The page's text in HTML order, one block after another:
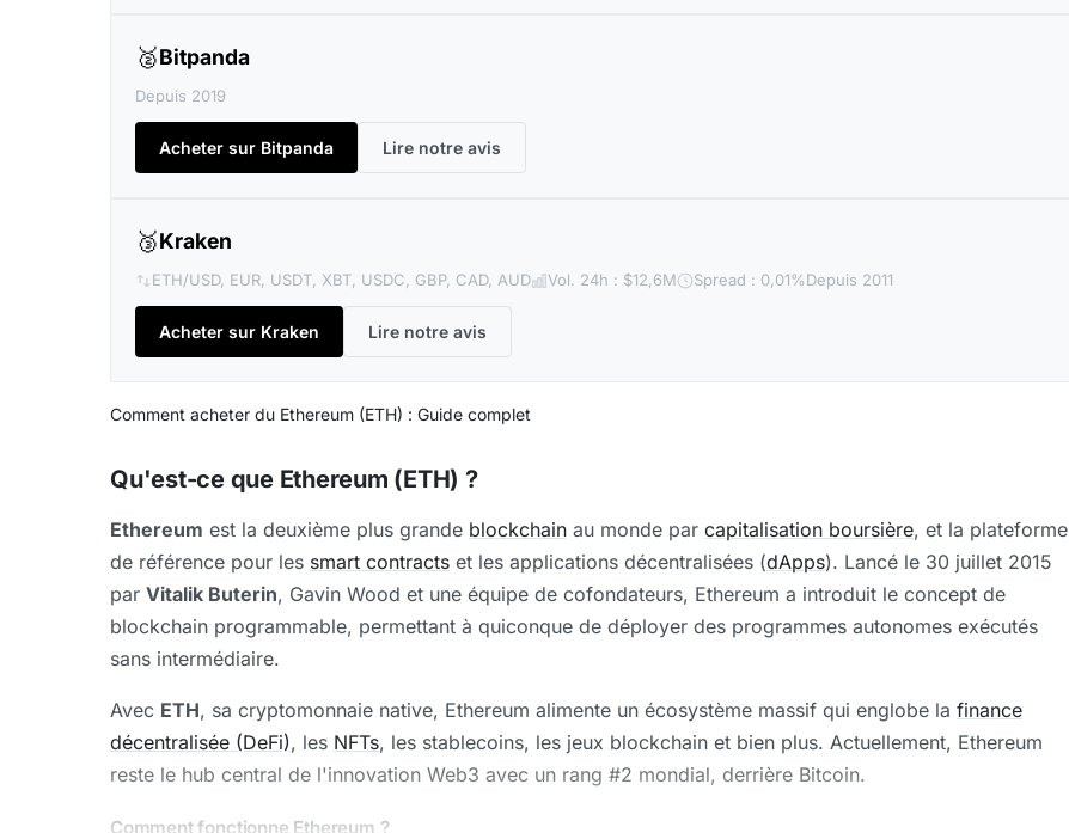
🥈Bitpanda
Depuis 2019
Acheter sur Bitpanda Lire notre avis
🥉Kraken
ETH/USD, EUR, USDT, XBT, USDC, GBP, CAD, AUD Vol. 24h : $12,6M Spread : 0,01%Depuis 2011
Acheter sur Kraken Lire notre avis
Comment acheter du Ethereum (ETH) : Guide complet
Qu'est-ce que Ethereum (ETH) ?
Ethereum est la deuxième plus grande blockchain au monde par capitalisation boursière, et la plateforme
de référence pour les smart contracts et les applications décentralisées (dApps). Lancé le 30 juillet 2015
par Vitalik Buterin, Gavin Wood et une équipe de cofondateurs, Ethereum a introduit le concept de
blockchain programmable, permettant à quiconque de déployer des programmes autonomes exécutés
sans intermédiaire.
Avec ETH, sa cryptomonnaie native, Ethereum alimente un écosystème massif qui englobe la finance
décentralisée (DeFi), les NFTs, les stablecoins, les jeux blockchain et bien plus. Actuellement, Ethereum
reste le hub central de l'innovation Web3 avec un rang #2 mondial, derrière Bitcoin.
Comment fonctionne Ethereum ?